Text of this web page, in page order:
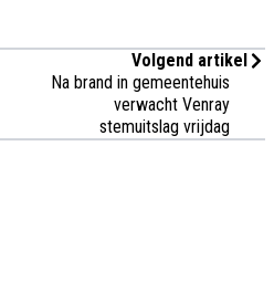
Volgend artikel
Na brand in gemeentehuis
verwacht Venray
stemuitslag vrijdag